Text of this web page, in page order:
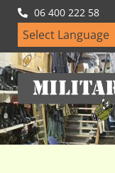
06 400 222 58
Ga
door
naar
navigatie
Ga
naar
de
inhoud